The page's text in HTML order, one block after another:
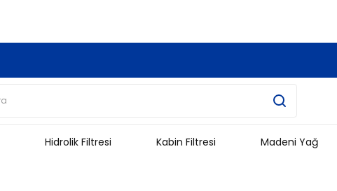
Hidrolik Filtresi Kabin Filtresi Madeni Yağ